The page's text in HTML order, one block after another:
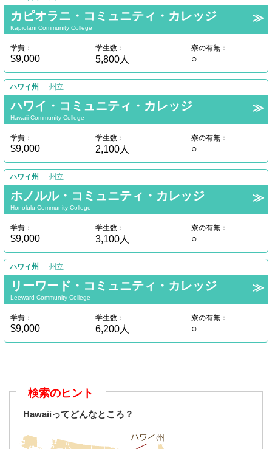
カピオラニ・コミュニティ・カレッジ
Kapiolani Community College
学費：
$9,000
学生数：
5,800人
寮の有無：
○
ハワイ州 州立
ハワイ・コミュニティ・カレッジ
Hawaii Community College
学費：
$9,000
学生数：
2,100人
寮の有無：
○
ハワイ州 州立
ホノルル・コミュニティ・カレッジ
Honolulu Community College
学費：
$9,000
学生数：
3,100人
寮の有無：
○
ハワイ州 州立
リーワード・コミュニティ・カレッジ
Leeward Community College
学費：
$9,000
学生数：
6,200人
寮の有無：
○
検索のヒント
Hawaiiってどんなところ？